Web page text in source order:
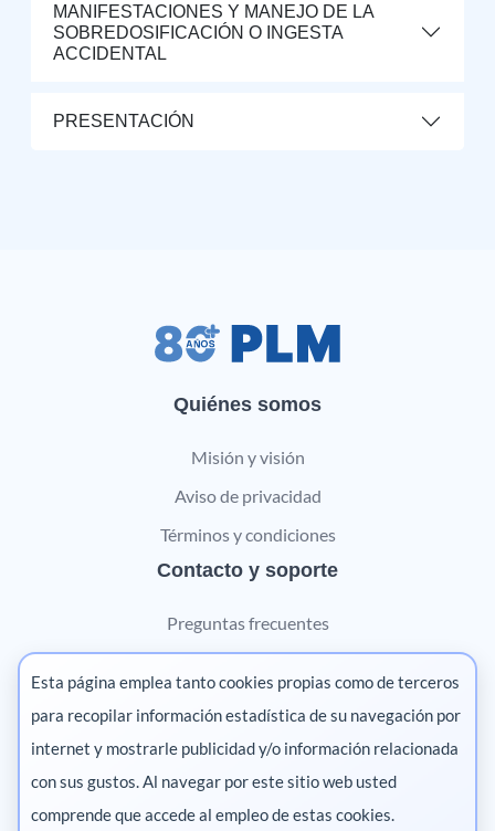
MANIFESTACIONES Y MANEJO DE LA
SOBREDOSIFICACIÓN O INGESTA
ACCIDENTAL
PRESENTACIÓN
Quiénes somos
Misión y visión
Aviso de privacidad
Términos y condiciones
Contacto y soporte
Preguntas frecuentes
Contáctanos
Marketing digital
Pharma
Esta página emplea tanto cookies propias como de terceros
para recopilar información estadística de su navegación por
internet y mostrarle publicidad y/o información relacionada
con sus gustos. Al navegar por este sitio web usted
comprende que accede al empleo de estas cookies.